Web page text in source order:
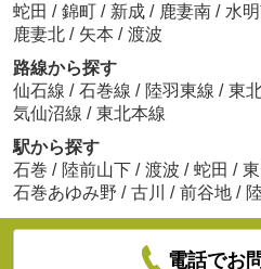
蛇田 / 錦町 / 新成 / 鹿妻南 / 水
鹿妻北 / 矢本 / 渡波
路線から探す
仙石線 / 石巻線 / 陸羽東線 / 東
気仙沼線 / 東北本線
駅から探す
石巻 / 陸前山下 / 渡波 / 蛇田 /
石巻あゆみ野 / 古川 / 前谷地 /
電話でお